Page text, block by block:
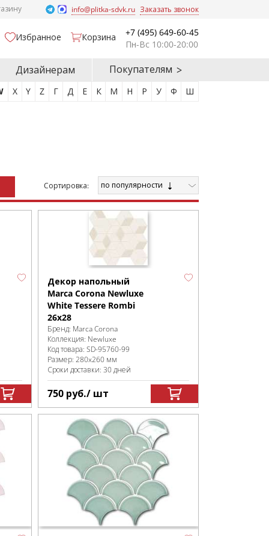
info@plitka-sdvk.ru Заказать звонок
Избранное Корзина
+7 (495) 649-60-45
Пн-Вс 10:00-20:00
Дизайнерам Покупателям
X Y Z Г Д Е К М Н Р У Ф Ш
Cортировка: по популярности
Декор напольный
Marca Corona Newluxe
White Tessere Rombi
26х28
Бренд: Marca Corona
Коллекция: Newluxe
Код товара: SD-95760-99
Размер: 280x260 мм
Сроки доставки: 30 дней
750 руб./ шт